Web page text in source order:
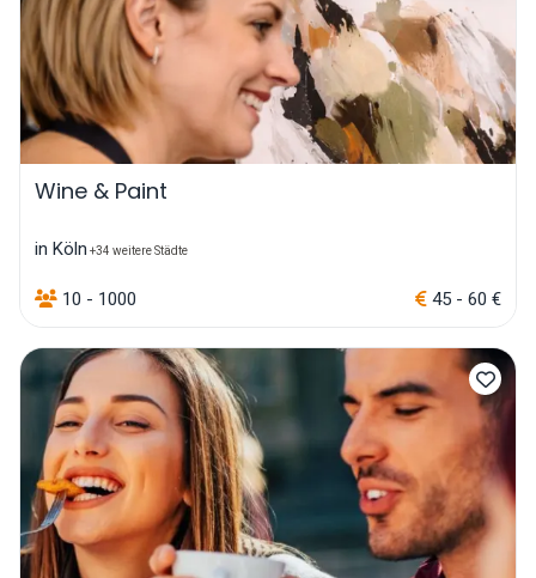
Wine & Paint
in Köln +34 weitere Städte
10 - 1000 45 - 60 €